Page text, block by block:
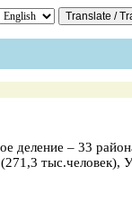
деление – 33
тыс.человек),